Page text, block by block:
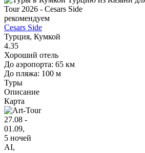
рекомендуем
Cesars Side
Турция, Кумкой
4.35
Хороший отель
До аэропорта: 65 км
До пляжа: 100 м
Туры
Описание
Карта
27.08 -
01.09,
5 ночей
AI,